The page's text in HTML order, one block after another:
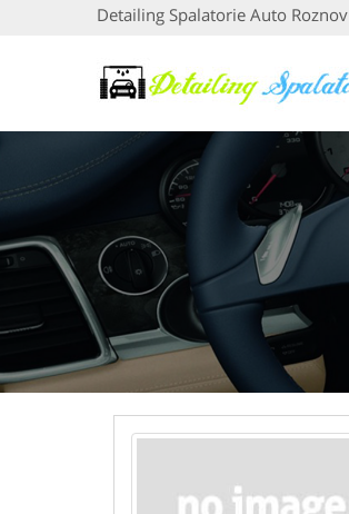
Detailing Spalatorie Auto Roznov